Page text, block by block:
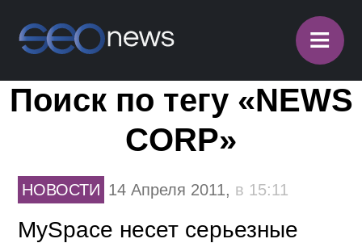
≡
Поиск по тегу «NEWS
CORP»
НОВОСТИ 14 Апреля 2011, в 15:11
MySpace несет серьезные